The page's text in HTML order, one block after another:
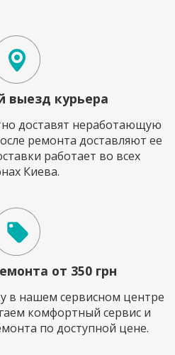
выезд курьера
доставят неработающую
ремонта доставляют ее
работает во всех
Киева.
от 350 грн
в нашем сервисном центре
комфортный сервис и
по доступной цене.